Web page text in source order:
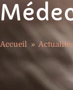
Accueil »